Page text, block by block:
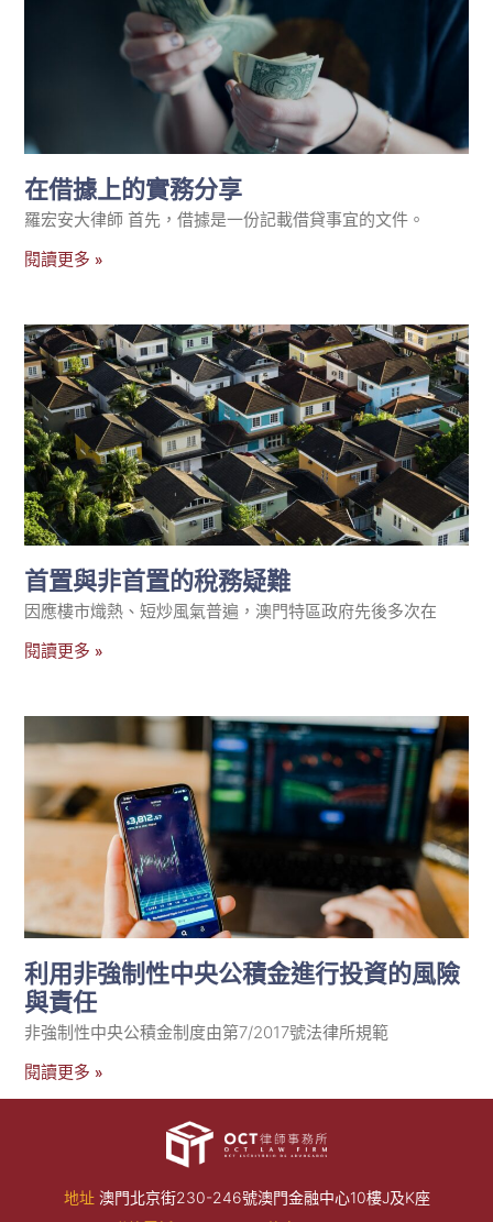
在借據上的實務分享
羅宏安大律師 首先，借據是一份記載借貸事宜的文件。
閱讀更多 »
首置與非首置的稅務疑難
因應樓市熾熱、短炒風氣普遍，澳門特區政府先後多次在
閱讀更多 »
利用非強制性中央公積金進行投資的風險
與責任
非強制性中央公積金制度由第7/2017號法律所規範
閱讀更多 »
地址 澳門北京街230-246號澳門金融中心10樓J及K座